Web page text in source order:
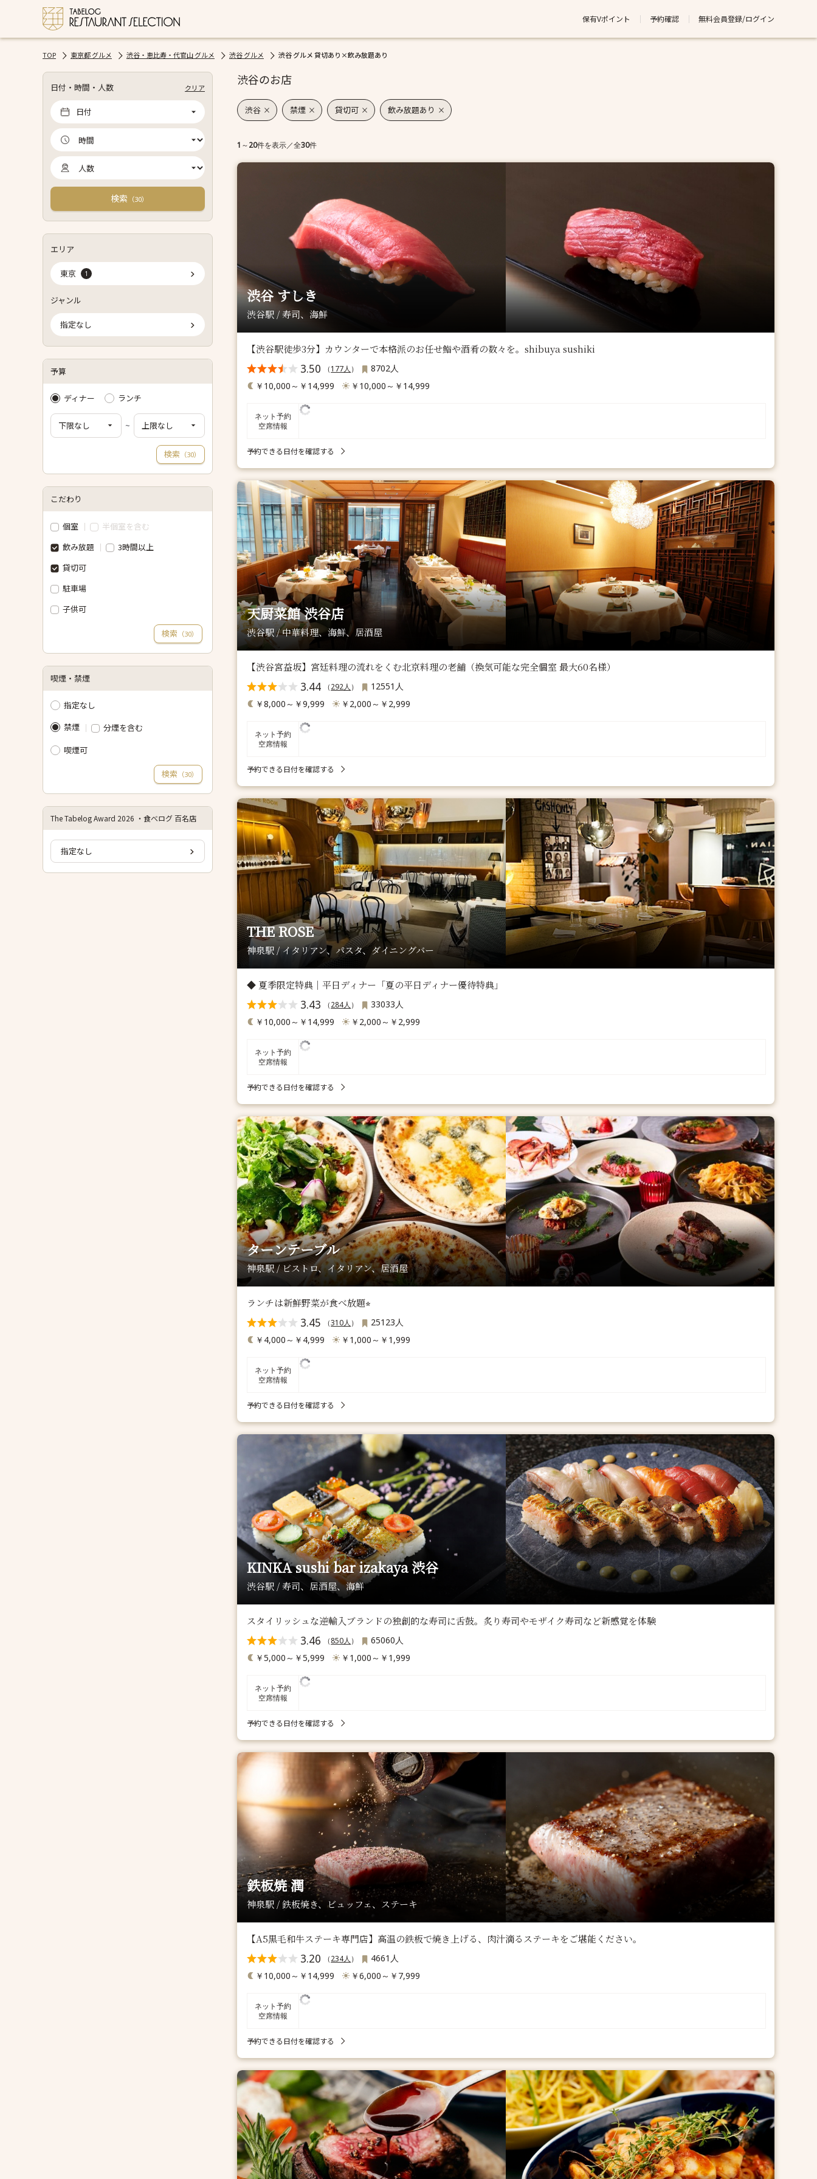
保有Vポイント 予約確認 無料会員登録/ログイン
TOP 東京都 グルメ 渋谷・恵比寿・代官山 グルメ 渋谷 グルメ 渋谷 グルメ 貸切あり×飲み放題あり
日付・時間・人数 クリア
日付
検索 （30）
エリア
東京 1
ジャンル
指定なし
予算
ディナー ランチ
~
検索 （30）
こだわり
個室
半個室を含む
飲み放題
3時間以上
貸切可
駐車場
子供可
検索 （30）
喫煙・禁煙
指定なし
禁煙
分煙を含む
喫煙可
検索 （30）
The Tabelog Award 2026 ・食べログ 百名店
指定なし
渋谷のお店
渋谷 禁煙 貸切可 飲み放題あり
1 ～20件を表示／全30件
渋谷 すしき
渋谷駅 / 寿司、海鮮
【渋谷駅徒歩3分】カウンターで本格派のお任せ鮨や酒肴の数々を。shibuya sushiki
3.50 （177人 ）
8702人
￥10,000～￥14,999
￥10,000～￥14,999
ネット予約
空席情報
予約できる日付を確認する
天厨菜館 渋谷店
渋谷駅 / 中華料理、海鮮、居酒屋
【渋谷宮益坂】宮廷料理の流れをくむ北京料理の老舗（換気可能な完全個室 最大60名様）
3.44 （292人 ）
12551人
￥8,000～￥9,999
￥2,000～￥2,999
ネット予約
空席情報
予約できる日付を確認する
THE ROSE
神泉駅 / イタリアン、パスタ、ダイニングバー
◆ 夏季限定特典｜平日ディナー「夏の平日ディナー優待特典」
3.43 （284人 ）
33033人
￥10,000～￥14,999
￥2,000～￥2,999
ネット予約
空席情報
予約できる日付を確認する
ターンテーブル
神泉駅 / ビストロ、イタリアン、居酒屋
ランチは新鮮野菜が食べ放題⭐︎
3.45 （310人 ）
25123人
￥4,000～￥4,999
￥1,000～￥1,999
ネット予約
空席情報
予約できる日付を確認する
KINKA sushi bar izakaya 渋谷
渋谷駅 / 寿司、居酒屋、海鮮
スタイリッシュな逆輸入ブランドの独創的な寿司に舌鼓。炙り寿司やモザイク寿司など新感覚を体験
3.46 （850人 ）
65060人
￥5,000～￥5,999
￥1,000～￥1,999
ネット予約
空席情報
予約できる日付を確認する
鉄板焼 潤
神泉駅 / 鉄板焼き、ビュッフェ、ステーキ
【A5黒毛和牛ステーキ専門店】高温の鉄板で焼き上げる、肉汁滴るステーキをご堪能ください。
3.20 （234人 ）
4661人
￥10,000～￥14,999
￥6,000～￥7,999
ネット予約
空席情報
予約できる日付を確認する